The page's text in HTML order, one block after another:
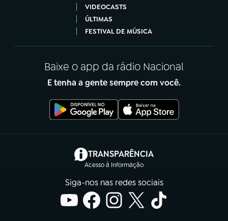
VIDEOCASTS
ÚLTIMAS
FESTIVAL DE MÚSICA
Baixe o app da rádio Nacional
E tenha a gente sempre com você.
TRANSPARÊNCIA
Acesso à Informação
(abre em nova aba)
Siga-nos nas redes sociais